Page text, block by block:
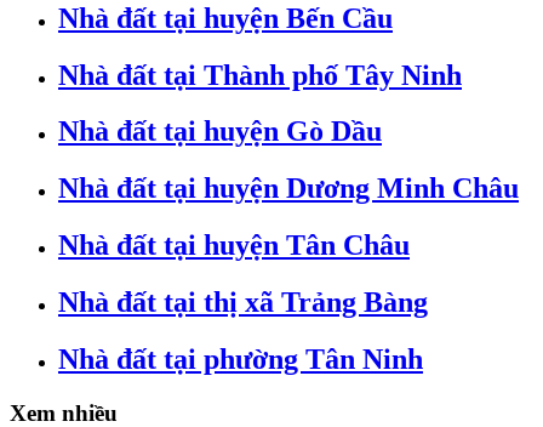
Nhà đất tại huyện Bến Cầu
Nhà đất tại Thành phố Tây Ninh
Nhà đất tại huyện Gò Dầu
Nhà đất tại huyện Dương Minh Châu
Nhà đất tại huyện Tân Châu
Nhà đất tại thị xã Trảng Bàng
Nhà đất tại phường Tân Ninh
Xem nhiều